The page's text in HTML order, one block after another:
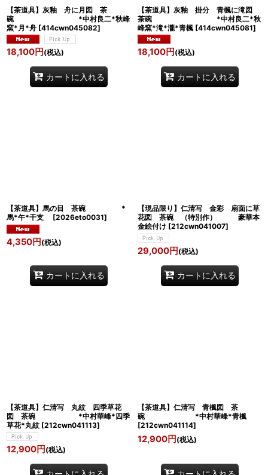
【茶道具】灰釉 舟に月図 茶
碗 *中村良二*秋峰
窯*月*舟 [414cwn045082]
18,100円 (税込)
カートに入れる
【茶道具】灰釉 掛分 青楓に滝図
茶碗 *中村良二*秋
峰窯*滝*瀧*青楓 [414cwn045081]
18,100円 (税込)
カートに入れる
【茶道具】馬の目 茶碗 *
馬*午*干支
[2026eto0031]
4,350円 (税込)
カートに入れる
【現品限り】仁清写 金彩 扇面に草
花図 茶碗 （特別作） 豪華本
金絵付け [212cwn041007]
29,000円 (税込)
カートに入れる
【茶道具】仁清写 丸紋 四季草花
図 茶碗 *中村華峰*四季
草花*丸紋 [212cwn041113]
12,900円 (税込)
【茶道具】仁清写 青楓図 茶
碗 *中村華峰*青楓
[212cwn041114]
12,900円 (税込)